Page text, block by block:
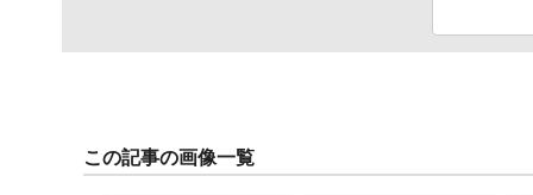
この記事の画像一覧